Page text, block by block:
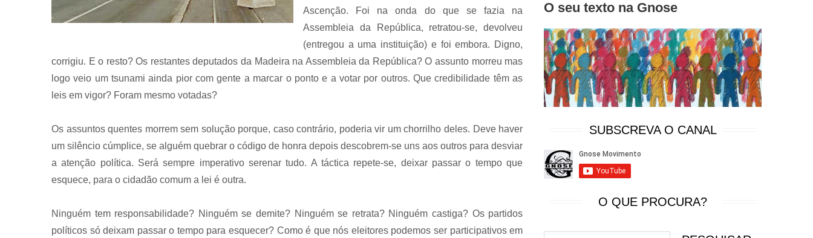
Ascenção. Foi na onda do que se fazia na
Assembleia da República, retratou-se, devolveu
(entregou a uma instituição) e foi embora. Digno,
corrigiu. E o resto? Os restantes deputados da Madeira na Assembleia da República? O assunto morreu mas
logo veio um tsunami ainda pior com gente a marcar o ponto e a votar por outros. Que credibilidade têm as
leis em vigor? Foram mesmo votadas?
Os assuntos quentes morrem sem solução porque, caso contrário, poderia vir um chorrilho deles. Deve haver
um silêncio cúmplice, se alguém quebrar o código de honra depois descobrem-se uns aos outros para desviar
a atenção política. Será sempre imperativo serenar tudo. A táctica repete-se, deixar passar o tempo que
esquece, para o cidadão comum a lei é outra.
Ninguém tem responsabilidade? Ninguém se demite? Ninguém se retrata? Ninguém castiga? Os partidos
políticos só deixam passar o tempo para esquecer? Como é que nós eleitores podemos ser participativos em
O seu texto na Gnose
SUBSCREVA O CANAL
O QUE PROCURA?